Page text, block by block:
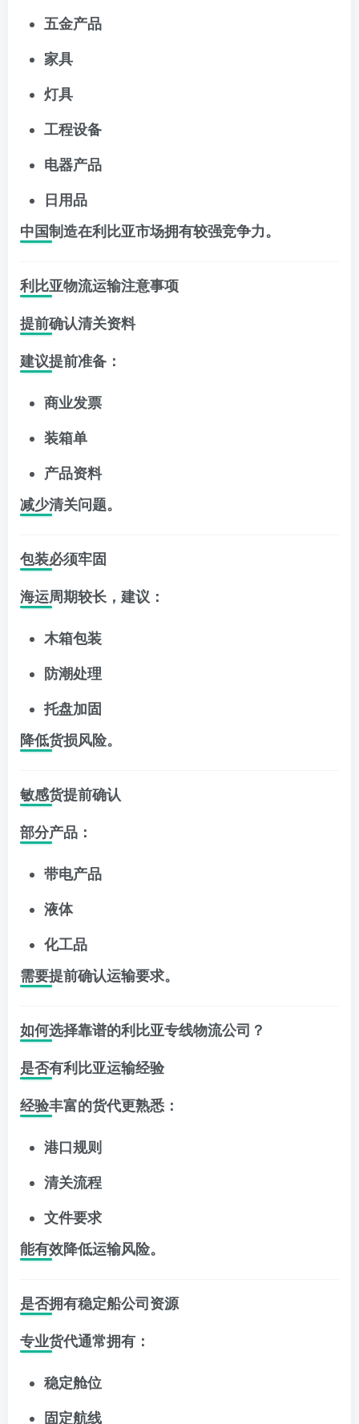
五金产品
家具
灯具
工程设备
电器产品
日用品
中国制造在利比亚市场拥有较强竞争力。
利比亚物流运输注意事项
提前确认清关资料
建议提前准备：
商业发票
装箱单
产品资料
减少清关问题。
包装必须牢固
海运周期较长，建议：
木箱包装
防潮处理
托盘加固
降低货损风险。
敏感货提前确认
部分产品：
带电产品
液体
化工品
需要提前确认运输要求。
如何选择靠谱的利比亚专线物流公司？
是否有利比亚运输经验
经验丰富的货代更熟悉：
港口规则
清关流程
文件要求
能有效降低运输风险。
是否拥有稳定船公司资源
专业货代通常拥有：
稳定舱位
固定航线